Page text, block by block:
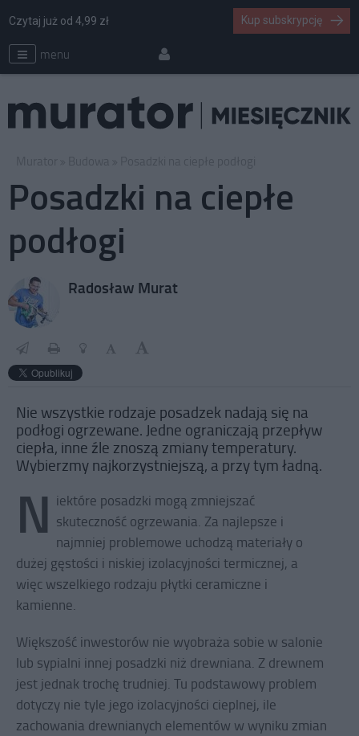
menu
Czytaj już od 4,99 zł Kup subskrypcję
Posadzki na ciepłe
podłogi
Radosław Murat
Nie wszystkie rodzaje posadzek nadają się na
podłogi ogrzewane. Jedne ograniczają przepływ
ciepła, inne źle znoszą zmiany temperatury.
Wybierzmy najkorzystniejszą, a przy tym ładną.
N iektóre posadzki mogą zmniejszać
skuteczność ogrzewania. Za najlepsze i
najmniej problemowe uchodzą materiały o
dużej gęstości i niskiej izolacyjności termicznej, a
więc wszelkiego rodzaju płytki ceramiczne i
kamienne.
Większość inwestorów nie wyobraża sobie w salonie
lub sypialni innej posadzki niż drewniana. Z drewnem
jest jednak trochę trudniej. Tu podstawowy problem
dotyczy nie tyle jego izolacyjności cieplnej, ile
zachowania drewnianych elementów w wyniku zmian